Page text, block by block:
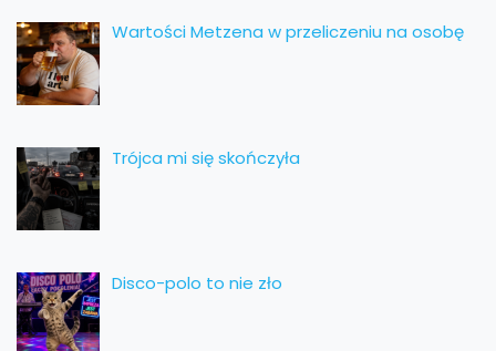
Wartości Metzena w przeliczeniu na osobę
Trójca mi się skończyła
Disco-polo to nie zło